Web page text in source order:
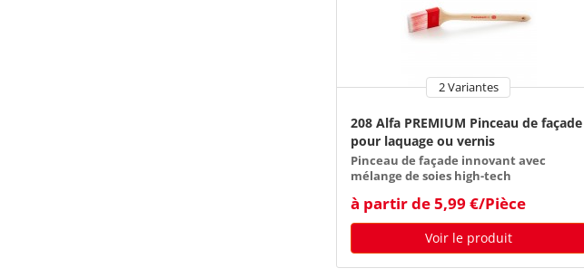
2 Variantes
208 Alfa PREMIUM Pinceau de façade
pour laquage ou vernis
Pinceau de façade innovant avec
mélange de soies high-tech
à partir de 5,99 €/Pièce
Voir le produit